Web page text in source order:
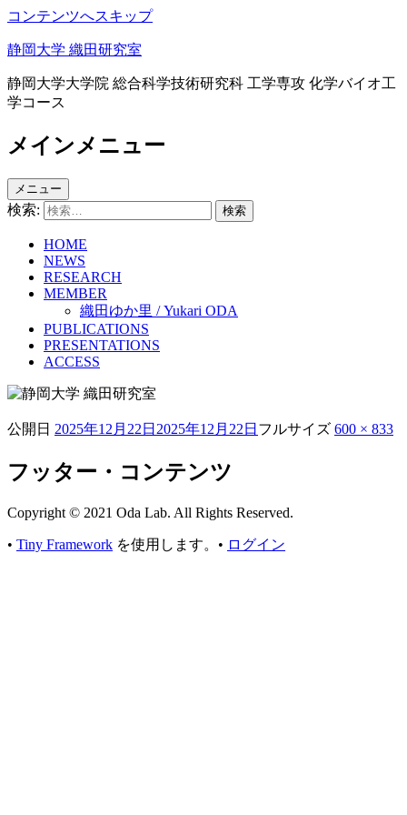
コンテンツへスキップ
静岡大学 織田研究室
静岡大学大学院 総合科学技術研究科 工学専攻 化学バイオ工
学コース
メインメニュー
メニュー
検索:
HOME
NEWS
RESEARCH
MEMBER
織田ゆか里 / Yukari ODA
PUBLICATIONS
PRESENTATIONS
ACCESS
公開日 2025年12月22日 2025年12月22日 フルサイズ 600 × 833
フッター・コンテンツ
Copyright © 2021 Oda Lab. All Rights Reserved.
• Tiny Framework を使用します。 • ログイン